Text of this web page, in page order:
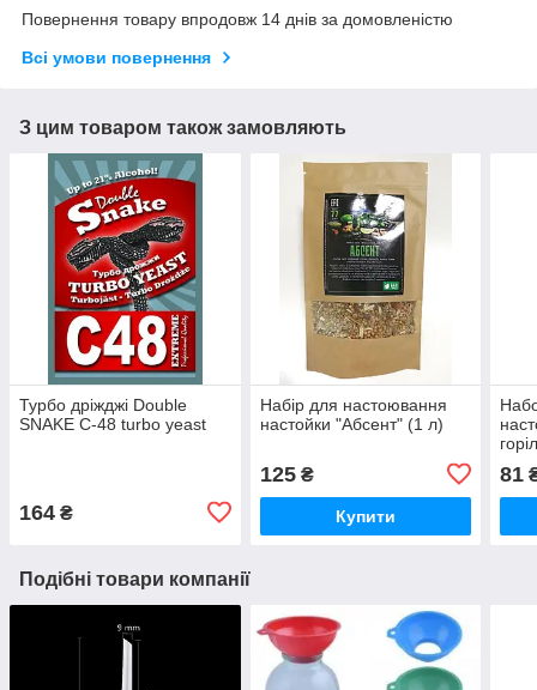
Повернення товару впродовж 14 днів за домовленістю
Всі умови повернення
З цим товаром також замовляють
Турбо дріжджі Double
SNAKE C-48 turbo yeast
164 ₴
Набір для настоювання
настойки "Абсент" (1 л)
125₴
Купити
81
Подібні товари компанії